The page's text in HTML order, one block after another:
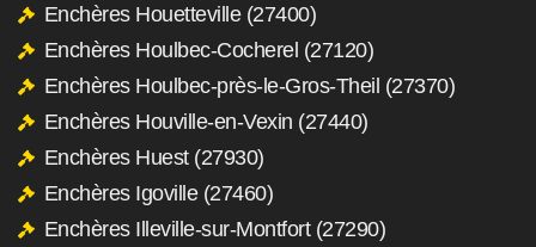
Enchères Houetteville (27400)
Enchères Houlbec-Cocherel (27120)
Enchères Houlbec-près-le-Gros-Theil (27370)
Enchères Houville-en-Vexin (27440)
Enchères Huest (27930)
Enchères Igoville (27460)
Enchères Illeville-sur-Montfort (27290)